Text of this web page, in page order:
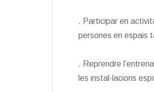
. Participar en
persones en espais
. Reprendre
les instal·lacions